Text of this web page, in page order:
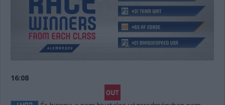
16:08